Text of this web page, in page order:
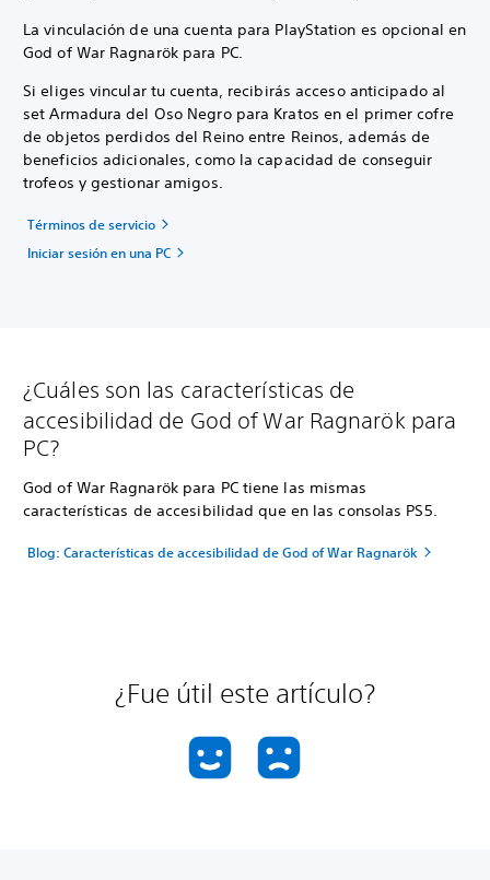
La vinculación de una cuenta para PlayStation es opcional en
God of War Ragnarök para PC.
Si eliges vincular tu cuenta, recibirás acceso anticipado al
set Armadura del Oso Negro para Kratos en el primer cofre
de objetos perdidos del Reino entre Reinos, además de
beneficios adicionales, como la capacidad de conseguir
trofeos y gestionar amigos.
Términos de servicio
Iniciar sesión en una PC
¿Cuáles son las características de
accesibilidad de God of War Ragnarök para
PC?
God of War Ragnarök para PC tiene las mismas
características de accesibilidad que en las consolas PS5.
Blog: Características de accesibilidad de God of War Ragnarök
¿Fue útil este artículo?